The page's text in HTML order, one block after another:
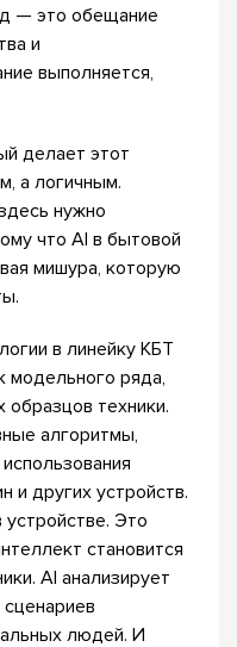
— это обещание
и
выполняется,
делает этот
а логичным.
нужно
что AI в бытовой
мишура, которую
в линейку КБТ
модельного ряда,
техники.
алгоритмы,
и других устройств.
Это
становится
AI анализирует
людей. И